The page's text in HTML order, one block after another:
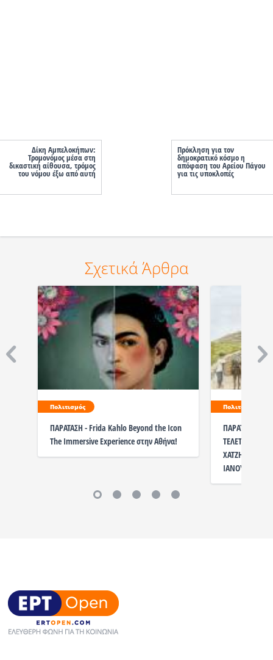
Δίκη Αμπελοκήπων:
Τρομονόμος μέσα στη
δικαστική αίθουσα, τρόμος
του νόμου έξω από αυτή
Πρόκληση για τον
δημοκρατικό κόσμο η
απόφαση του Αρείου Πάγου
για τις υποκλοπές
Σχετικά Άρθρα
Πολιτισμός
ΠΑΡΑΤΑΣΗ - Frida Kahlo Beyond the Icon
The Immersive Experience στην Αθήνα!
Πολιτισμός
ΠΑΡΑΤΑΣΗ ΤΗΣ
ΙΑΝΟΥΑΡΙΟΥ